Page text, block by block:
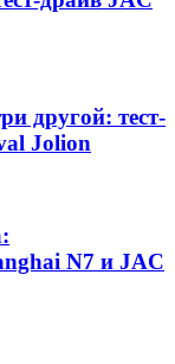
другой: тест-
Jolion
N7 и JAC